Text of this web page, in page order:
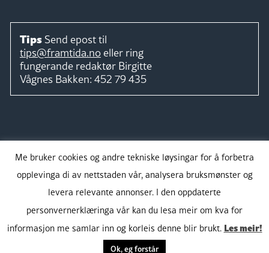
Tips Send epost til
tips@framtida.no eller ring
fungerande redaktør Birgitte
Vågnes Bakken: 452 79 435
Takk for støtta:
Me bruker cookies og andre tekniske løysingar for å forbetra
opplevinga di av nettstaden vår, analysera bruksmønster og
levera relevante annonser. I den oppdaterte
personvernerklæringa vår kan du lesa meir om kva for
informasjon me samlar inn og korleis denne blir brukt. Les meir!
Ok, eg forstår